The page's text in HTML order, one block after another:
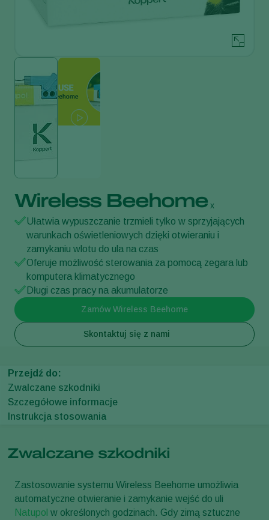
Wireless Beehome x
Ułatwia wypuszczanie trzmieli tylko w sprzyjających
warunkach oświetleniowych dzięki otwieraniu i
zamykaniu wlotu do ula na czas
Oferuje możliwość sterowania za pomocą zegara lub
komputera klimatycznego
Długi czas pracy na akumulatorze
Zamów Wireless Beehome
Skontaktuj się z nami
Przejdź do:
Zwalczane szkodniki
Szczegółowe informacje
Instrukcja stosowania
Zwalczane szkodniki
Zastosowanie systemu Wireless Beehome umożliwia
automatyczne otwieranie i zamykanie wejść do uli
Natupol w określonych godzinach. Gdy zimą sztuczne